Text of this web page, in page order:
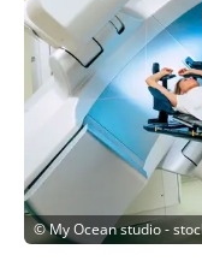
©My Ocean studio -